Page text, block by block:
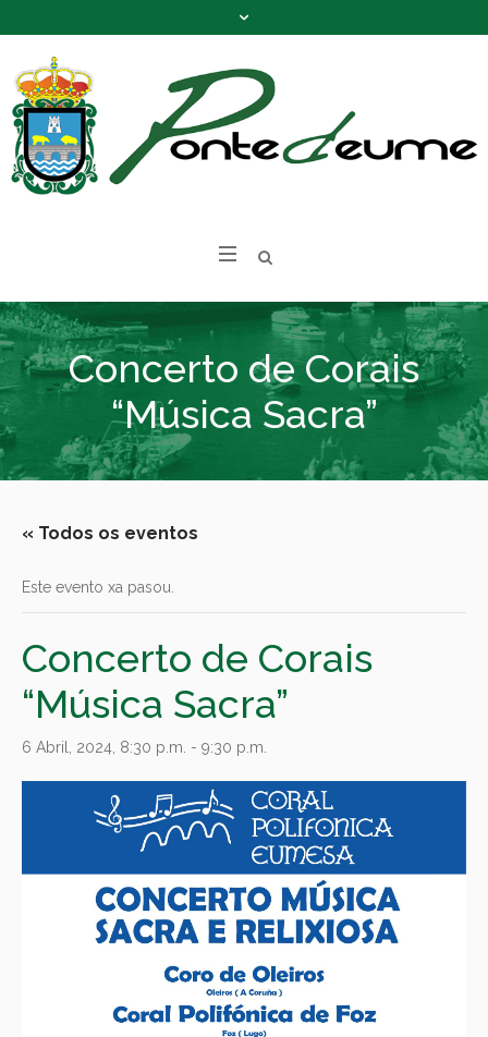
Concerto de Corais
“Música Sacra”
« Todos os eventos
Este evento xa pasou.
Concerto de Corais
“Música Sacra”
6 Abril, 2024, 8:30 p.m. - 9:30 p.m.